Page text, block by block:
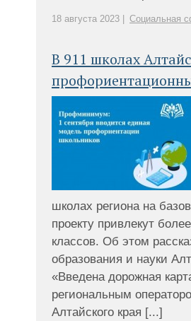
18 августа 2023 | Социальная
В 911 школах
школах региона на
проекту привлекут
классов. Об этом
образования и науки
«Введена дорожная
региональным
Алтайского края [...]